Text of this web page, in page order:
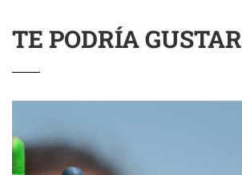
TE PODRÍA GUSTAR